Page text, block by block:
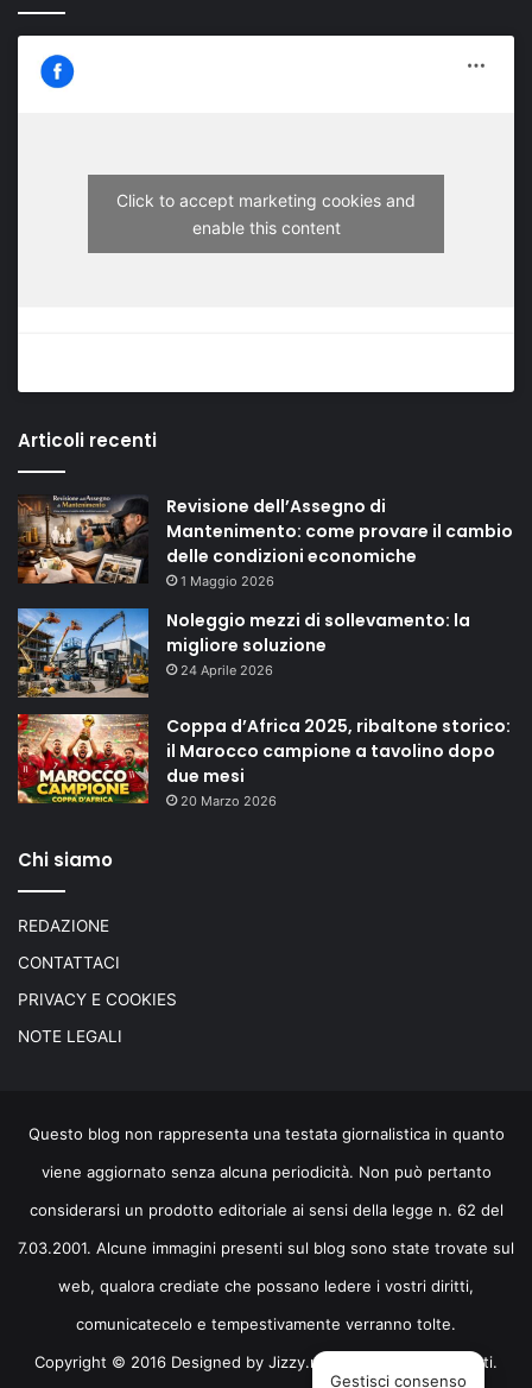
Click to accept marketing cookies and
enable this content
Articoli recenti
Revisione dell’Assegno di
Mantenimento: come provare il cambio
delle condizioni economiche
1 Maggio 2026
Noleggio mezzi di sollevamento: la
migliore soluzione
24 Aprile 2026
Coppa d’Africa 2025, ribaltone storico:
il Marocco campione a tavolino dopo
due mesi
20 Marzo 2026
Chi siamo
REDAZIONE
CONTATTACI
PRIVACY E COOKIES
NOTE LEGALI
Questo blog non rappresenta una testata giornalistica in quanto
viene aggiornato senza alcuna periodicità. Non può pertanto
considerarsi un prodotto editoriale ai sensi della legge n. 62 del
7.03.2001. Alcune immagini presenti sul blog sono state trovate sul
web, qualora crediate che possano ledere i vostri diritti,
comunicatecelo e tempestivamente verranno tolte.
Copyright © 2016 Designed by Jizzy.net
. Tutti i diritti riservati.
Gestisci consenso